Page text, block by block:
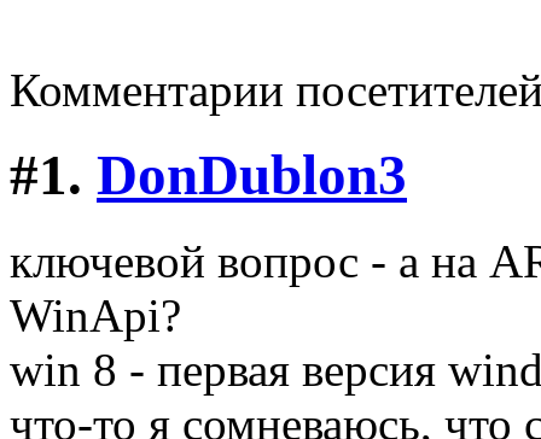
Комментарии
#1. DonDublon3
ключевой вопрос - а на
WinApi?
win 8 - первая версия
что-то я сомневаюсь, что